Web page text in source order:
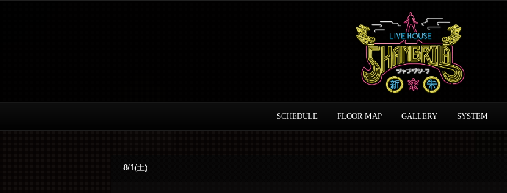
SCHEDULE FLOOR MAP GALLERY SYSTEM
8/1(土)